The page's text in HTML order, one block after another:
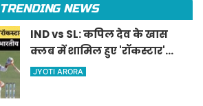
TRENDING NEWS
IND vs SL: कपिल देव के खास
क्लब में शामिल हुए 'रॉकस्टार'
जडेजा, ऐसा करने वाले बने मात्र
JYOTI ARORA